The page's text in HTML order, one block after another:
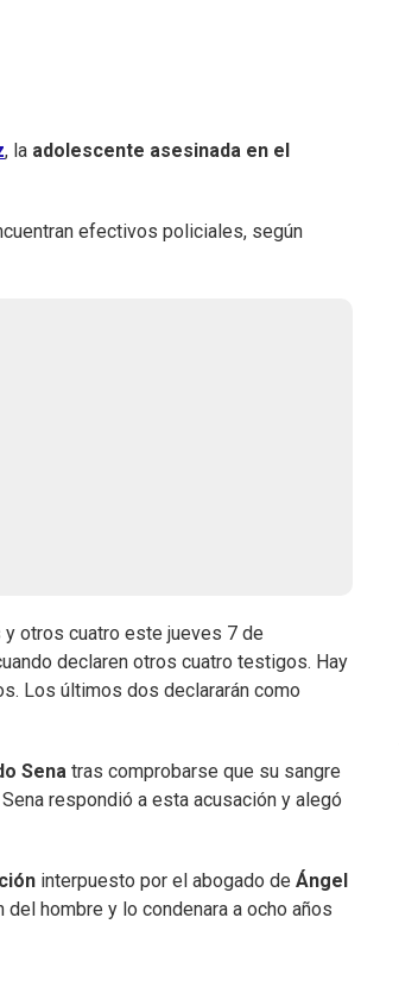
, la adolescente asesinada en el
efectivos policiales, según
otros cuatro este jueves 7 de
declaren otros cuatro testigos. Hay
Los últimos dos declararán como
Sena tras comprobarse que su sangre
respondió a esta acusación y alegó
interpuesto por el abogado de Ángel
del hombre y lo condenara a ocho años